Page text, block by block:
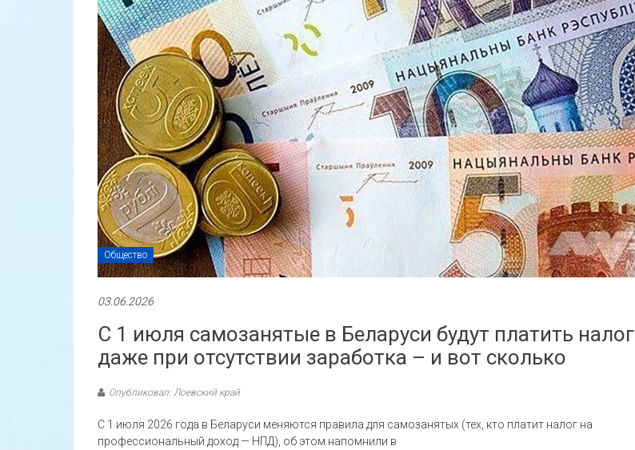
Общество
03.06.2026
С 1 июля самозанятые в Беларуси будут платить налог
даже при отсутствии заработка – и вот сколько
Опубликовал: Лоевский край
С 1 июля 2026 года в Беларуси меняются правила для самозанятых (тех, кто платит налог на
профессиональный доход — НПД), об этом напомнили в